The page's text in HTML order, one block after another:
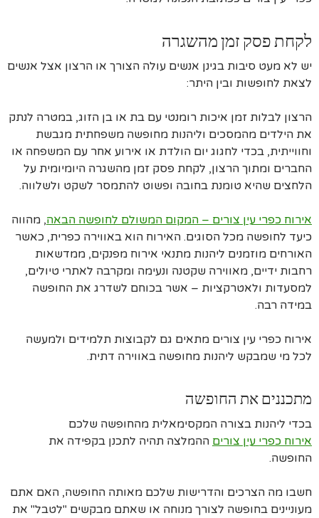
לקחת פסק זמן מהשגרה
יש לא מעט סיבות בגינן אנשים עולה הצורך או הרצון אצל אנשים
לצאת לחופשות ובין היתר:
הרצון לבלות זמן איכות רומנטי עם בת או בן הזוג, במטרה לנתק
את הילדים מהמסכים וליהנות מחופשה משפחתית מגבשת
וחווייתית, בכדי לחגוג יום הולדת או אירוע אחר עם המשפחה או
החברים ומתוך הרצון, לקחת פסק זמן מהשגרה היומיומית על
הלחצים שהיא טומנת בחובה ופשוט להתמסר לשקט ולשלווה.
אירוח כפרי עין צורים – המקום המשולם לחופשה הבאה, מהווה
כיעד לחופשה מכל הסוגים. האירוח הוא באווירה כפרית, כאשר
האורחים מוזמנים ליהנות מתנאי אירוח מפנקים, ממדשאות
רחבות ידיים, מאווירה שקטנה ונעימה ומקרבה לאתרי טיולים,
למסעדות ולאטרקציות – אשר בכוחם לשדרג את החופשה
במידה רבה.
אירוח כפרי עין צורים מתאים גם לקבוצות תלמידים ולמעשה
לכל מי שמבקש ליהנות מחופשה באווירה דתית.
מתכננים את החופשה
בכדי ליהנות בצורה המקסימאלית מהחופשה שלכם
אירוח כפרי עין צוריםההמלצה תהיה לתכנן בקפידה את
החופשה.
חשבו מה הצרכים והדרישות שלכם מאותה החופשה, האם אתם
מעוניינים בחופשה לצורך מנוחה או שאתם מבקשים "לטבל" את